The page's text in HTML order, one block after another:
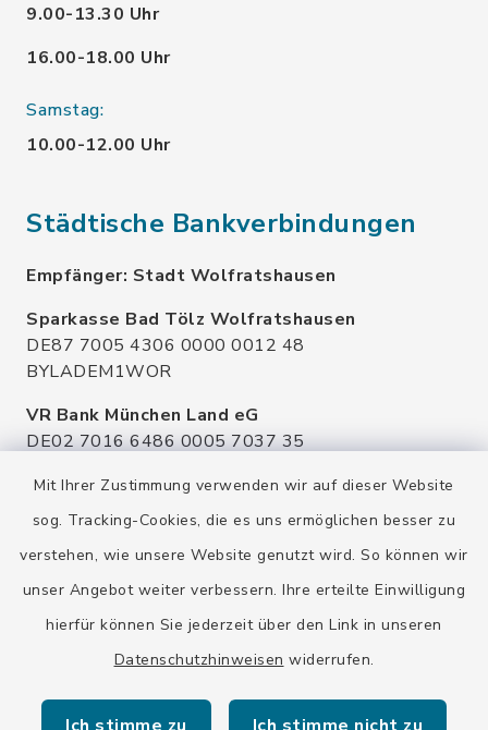
Mit Ihrer Zustimmung verwenden wir auf dieser Website
sog. Tracking-Cookies, die es uns ermöglichen besser zu
verstehen, wie unsere Website genutzt wird. So können wir
unser Angebot weiter verbessern. Ihre erteilte Einwilligung
hierfür können Sie jederzeit über den Link in unseren
Datenschutzhinweisen widerrufen.
9.00-13.30 Uhr
16.00-18.00 Uhr
Samstag:
10.00-12.00 Uhr
Städtische Bankverbindungen
Empfänger: Stadt Wolfratshausen
Sparkasse Bad Tölz Wolfratshausen
DE87 7005 4306 0000 0012 48
BYLADEM1WOR
VR Bank München Land eG
DE02 7016 6486 0005 7037 35
Raiffeisenbank Isar Loisachtal eG
DE92 7016 9543 0001 0005 00
GENODEF1HHS
HypoVereinsbank
DE20 7002 0270 3630 1010 09
HYVEDEMMXXX